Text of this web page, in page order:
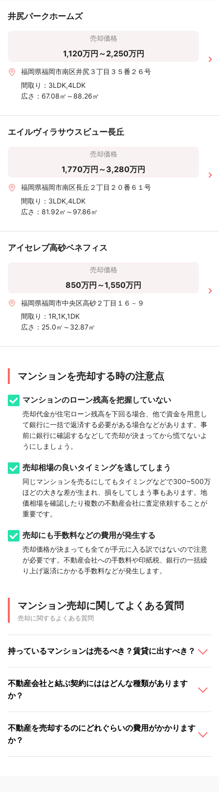
井尻パークホームズ
売却価格
1,120万円～2,250万円
福岡県福岡市南区井尻３丁目３５番２６号
間取り： 3LDK,4LDK
広さ： 67.08㎡～88.26㎡
エイルヴィラサウスビュー長丘
売却価格
1,770万円～3,280万円
福岡県福岡市南区長丘２丁目２０番６１号
間取り： 3LDK,4LDK
広さ： 81.92㎡～97.86㎡
アイセレブ高砂ベネフィス
売却価格
850万円～1,550万円
福岡県福岡市中央区高砂２丁目１６－９
間取り： 1R,1K,1DK
広さ： 25.0㎡～32.87㎡
マンションを売却する時の注意点
マンションのローン残高を把握していない
売却代金が住宅ローン残高を下回る場合、他で資金を用意し
て銀行に一括で返済する必要がある場合などがあります。事
前に銀行に確認するなどして売却が決まってから慌てないよ
うにしましょう。
売却相場の良いタイミングを逃してしまう
同じマンションを売るにしてもタイミングなどで300~500万
ほどの大きな差が生まれ、損をしてしまう事もあります。地
価相場を確認したり複数の不動産会社に査定依頼することが
重要です。
売却にも手数料などの費用が発生する
売却価格が決まっても全てが手元に入る訳ではないので注意
が必要です。不動産会社への手数料や印紙税、銀行の一括繰
り上げ返済にかかる手数料などが発生します。
マンション売却に関してよくある質問
売却に関するよくある質問
持っているマンションは売るべき？賃貸に出すべき？
不動産会社と結ぶ契約にははどんな種類があります
か？
不動産を売却するのにどれぐらいの費用がかかります
か？